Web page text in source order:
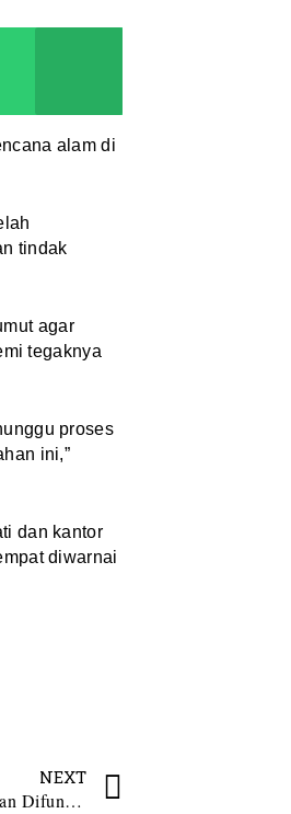
alam di
tindak
agar
tegaknya
proses
ini,”
dan kantor
diwarnai
NEXT
660 Los Samping Pasar Baru Panyabungan Difungsikan 15 Januari